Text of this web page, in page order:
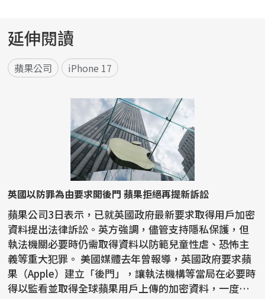
延伸閱讀
蘋果公司 iPhone 17
英國以防罪為由要求開後門 蘋果拒絕再提新訴訟
蘋果公司3日表示，已就英國政府最新要求取得用戶加密
資料提出法律訴訟。英方強調，儘管支持隱私保護，但
執法機關必要時仍需取得資料以防範兒童性虐、恐怖主
義等重大犯罪。 美國媒體去年曾報導，英國政府要求蘋
果（Apple）建立「後門」，讓執法機構等當局在必要時
得以監看並取得全球蘋果用戶上傳的加密資料，一度引